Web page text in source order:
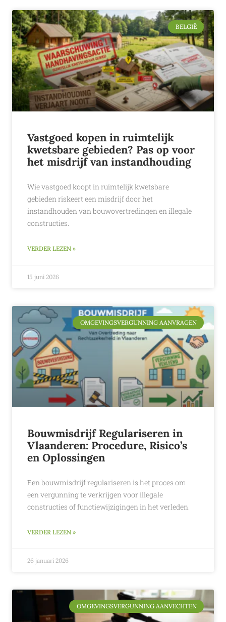
BELGIË
Vastgoed kopen in ruimtelijk
kwetsbare gebieden? Pas op voor
het misdrijf van instandhouding
Wie vastgoed koopt in ruimtelijk kwetsbare
gebieden riskeert een misdrijf door het
instandhouden van bouwovertredingen en illegale
constructies.
VERDER LEZEN »
15 juni 2026
OMGEVINGSVERGUNNING AANVRAGEN
Bouwmisdrijf Regulariseren in
Vlaanderen: Procedure, Risico’s
en Oplossingen
Een bouwmisdrijf regulariseren is het proces om
een vergunning te verkrijgen voor illegale
constructies of functiewijzigingen in het verleden.
VERDER LEZEN »
26 januari 2026
OMGEVINGSVERGUNNING AANVECHTEN